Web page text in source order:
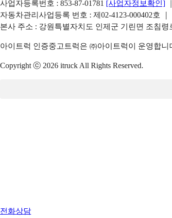
사업자등록번호 : 853-87-01781 [사업자정보확인]
자동차관리사업등록 번호 : 제02-4123-000402호
본사 주소 : 강원특별자치도 인제군 기린면 조침
아이트럭 인증중고트럭은 ㈜아이트럭이 운영합
Copyright ⓒ 2026 itruck All Rights Reserved.
전화상담